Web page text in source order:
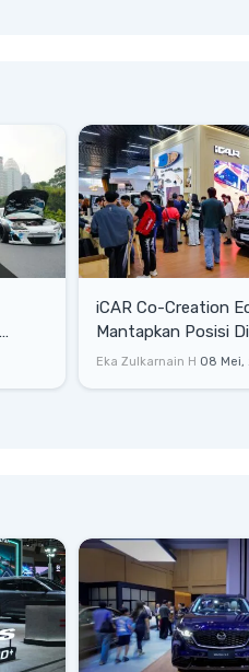
iCAR Co-Creation
Mantapkan Posisi
Gaya Hidup
Eka Zulkarnain H 08 Mei,